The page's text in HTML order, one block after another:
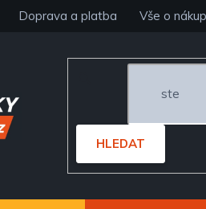
Doprava a platba Vše o
HLEDAT